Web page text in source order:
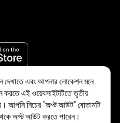
দেখাতে এবং আপনার লোকেশন মনে
করতে এই ওয়েবসাইটটিতে তৃতীয়
আপনি নিচের "অপ্ট আউট" বোতামটি
অপ্ট আউট করতে পারেন।